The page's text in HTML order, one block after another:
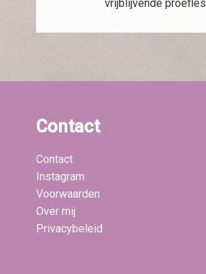
vrijblijvende proefles
Contact
Contact
Instagram
Voorwaarden
Over mij
Privacybeleid